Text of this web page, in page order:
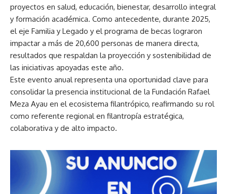
proyectos en salud, educación, bienestar, desarrollo integral
y formación académica. Como antecedente, durante 2025,
el eje Familia y Legado y el programa de becas lograron
impactar a más de 20,600 personas de manera directa,
resultados que respaldan la proyección y sostenibilidad de
las iniciativas apoyadas este año.
Este evento anual representa una oportunidad clave para
consolidar la presencia institucional de la Fundación Rafael
Meza Ayau en el ecosistema filantrópico, reafirmando su rol
como referente regional en filantropía estratégica,
colaborativa y de alto impacto.